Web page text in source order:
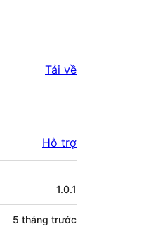
Tải về
Hỗ trợ
1.0.1
5 tháng trước